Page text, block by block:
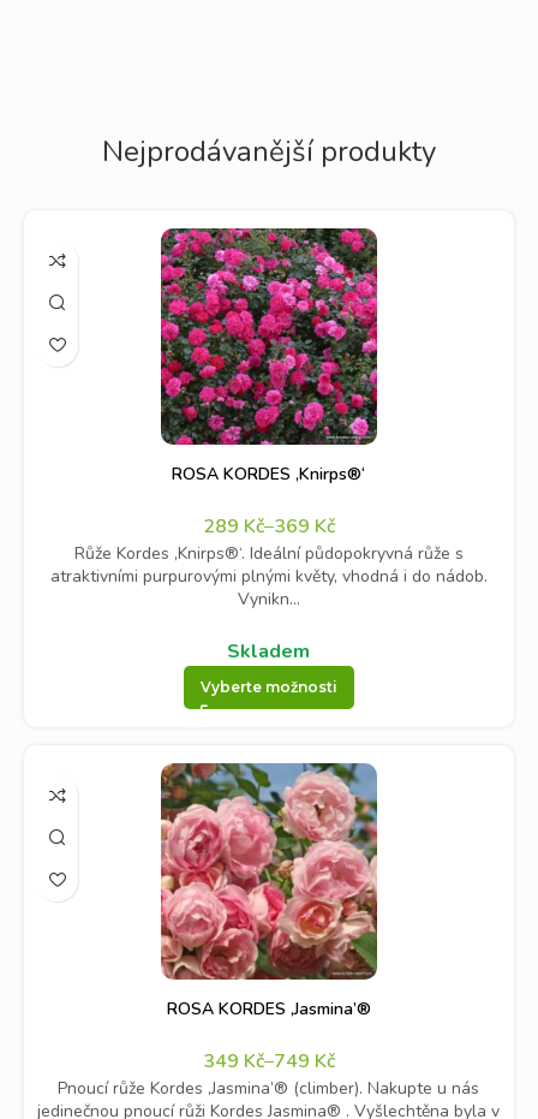
Nejprodávanější produkty
ROSA KORDES ‚Knirps®‘
289 Kč–369 Kč
Růže Kordes ‚Knirps®‘. Ideální půdopokryvná růže s
atraktivními purpurovými plnými květy, vhodná i do nádob.
Vynikn...
Skladem
Vyberte možnosti
ROSA KORDES ‚Jasmina’®
349 Kč–749 Kč
Pnoucí růže Kordes ‚Jasmina’® (climber). Nakupte u nás
jedinečnou pnoucí růži Kordes Jasmina® . Vyšlechtěna byla v